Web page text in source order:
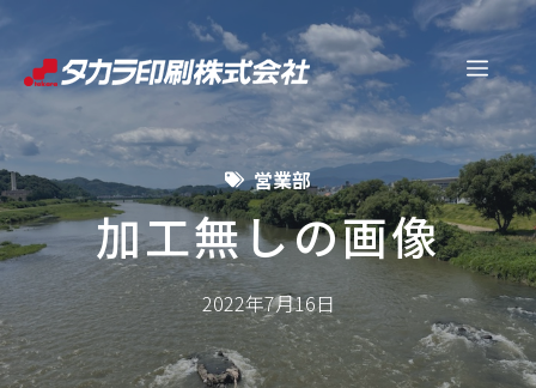
コ
ツ
へ
ス
キ
プ
メ
ニ
ュ
ー
営業部
加工無しの画像
2022年7月16日